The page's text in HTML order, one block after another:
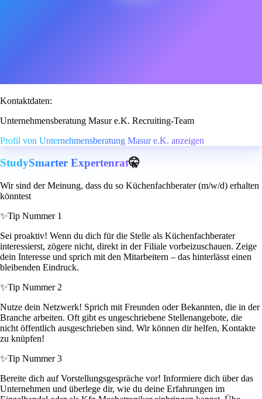
Kontaktdaten:
Unternehmensberatung Masur e.K. Recruiting-Team
Profil von Unternehmensberatung Masur e.K. anzeigen
StudySmarter Expertenrat🤫
Wir sind der Meinung, dass du so Küchenfachberater (m/w/d) erhalten
könntest
✨Tip Nummer 1
Sei proaktiv! Wenn du dich für die Stelle als Küchenfachberater
interessierst, zögere nicht, direkt in der Filiale vorbeizuschauen. Zeige
dein Interesse und sprich mit den Mitarbeitern – das hinterlässt einen
bleibenden Eindruck.
✨Tip Nummer 2
Nutze dein Netzwerk! Sprich mit Freunden oder Bekannten, die in der
Branche arbeiten. Oft gibt es ungeschriebene Stellenangebote, die
nicht öffentlich ausgeschrieben sind. Wir können dir helfen, Kontakte
zu knüpfen!
✨Tip Nummer 3
Bereite dich auf Vorstellungsgespräche vor! Informiere dich über das
Unternehmen und überlege dir, wie du deine Erfahrungen im